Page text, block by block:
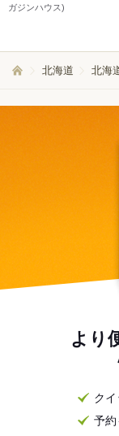
ガジンハウス)
北海道 北海
より
ク
予約